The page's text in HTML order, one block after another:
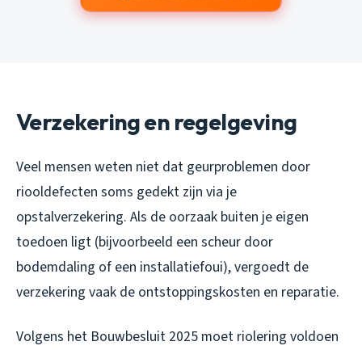
Verzekering en regelgeving
Veel mensen weten niet dat geurproblemen door
riooldefecten soms gedekt zijn via je
opstalverzekering. Als de oorzaak buiten je eigen
toedoen ligt (bijvoorbeeld een scheur door
bodemdaling of een installatiefoui), vergoedt de
verzekering vaak de ontstoppingskosten en reparatie.
Volgens het Bouwbesluit 2025 moet riolering voldoen